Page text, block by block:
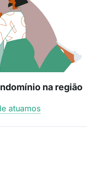
na região
atuamos